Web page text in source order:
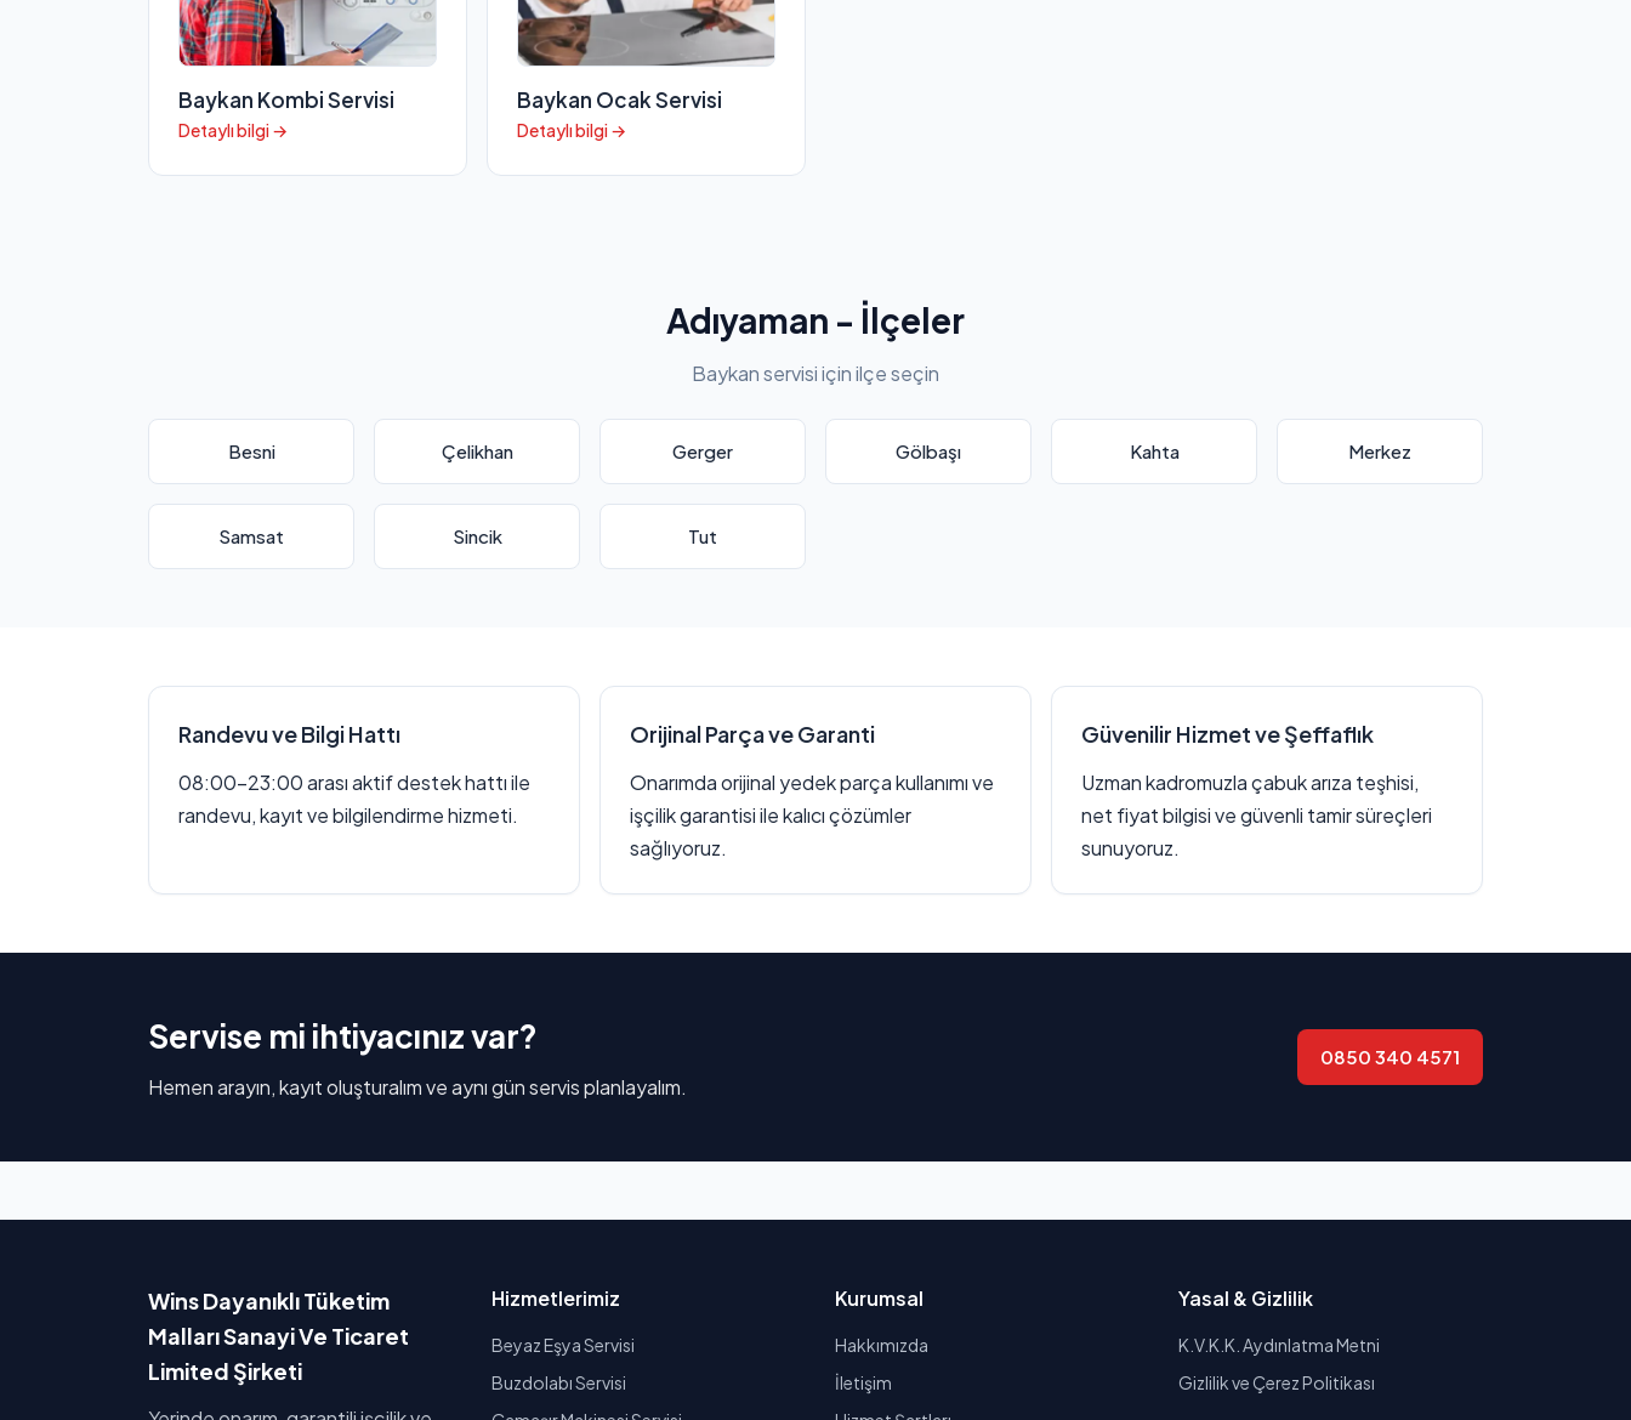
Baykan Kombi Servisi
Detaylı bilgi →
Baykan Ocak Servisi
Detaylı bilgi →
Adıyaman - İlçeler
Baykan servisi için ilçe seçin
Besni Çelikhan Gerger Gölbaşı Kahta Merkez
Samsat Sincik Tut
Randevu ve Bilgi Hattı
08:00–23:00 arası aktif destek hattı ile
randevu, kayıt ve bilgilendirme hizmeti.
Orijinal Parça ve Garanti
Onarımda orijinal yedek parça kullanımı ve
işçilik garantisi ile kalıcı çözümler
sağlıyoruz.
Güvenilir Hizmet ve Şeffaflık
Uzman kadromuzla çabuk arıza teşhisi,
net fiyat bilgisi ve güvenli tamir süreçleri
sunuyoruz.
Servise mi ihtiyacınız var?
Hemen arayın, kayıt oluşturalım ve aynı gün servis planlayalım.
0850 340 4571
Wins Dayanıklı Tüketim
Malları Sanayi Ve Ticaret
Limited Şirketi
Hizmetlerimiz
Beyaz Eşya Servisi
Buzdolabı Servisi
Kurumsal
Hakkımızda
İletişim
Yasal & Gizlilik
K.V.K.K. Aydınlatma Metni
Gizlilik ve Çerez Politikası